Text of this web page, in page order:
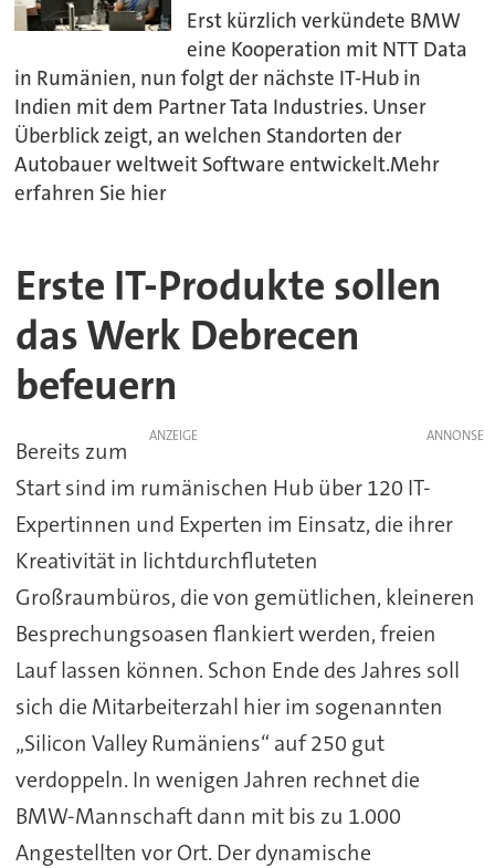
Erst kürzlich verkündete BMW
eine Kooperation mit NTT Data
in Rumänien, nun folgt der nächste IT-Hub in
Indien mit dem Partner Tata Industries. Unser
Überblick zeigt, an welchen Standorten der
Autobauer weltweit Software entwickelt.Mehr
erfahren Sie hier
Erste IT-Produkte sollen
das Werk Debrecen
befeuern
ANZEIGE
Bereits zum
Start sind im rumänischen Hub über 120 IT-
Expertinnen und Experten im Einsatz, die ihrer
Kreativität in lichtdurchfluteten
Großraumbüros, die von gemütlichen, kleineren
Besprechungsoasen flankiert werden, freien
Lauf lassen können. Schon Ende des Jahres soll
sich die Mitarbeiterzahl hier im sogenannten
„Silicon Valley Rumäniens“ auf 250 gut
verdoppeln. In wenigen Jahren rechnet die
BMW-Mannschaft dann mit bis zu 1.000
Angestellten vor Ort. Der dynamische